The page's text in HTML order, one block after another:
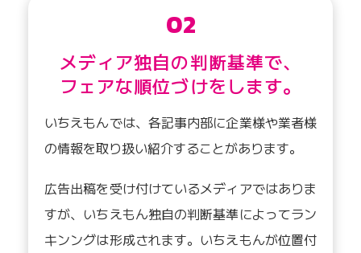
02
メディア独自の判断基準で、
フェアな順位づけをします。
いちえもんでは、各記事内部に企業様や業者様
の情報を取り扱い紹介することがあります。
広告出稿を受け付けているメディアではありま
すが、いちえもん独自の判断基準によってラン
キンングは形成されます。いちえもんが位置付